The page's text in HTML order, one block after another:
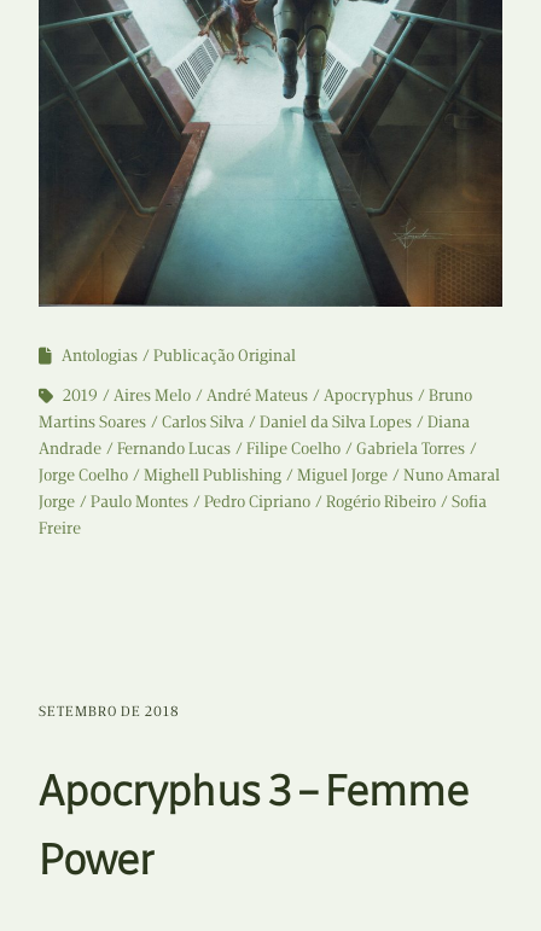
Antologias
Publicação Original
2019
Aires Melo André Mateus Apocryphus
Bruno
Martins Soares
Carlos Silva Daniel da Silva Lopes
Diana
Andrade
Fernando Lucas Filipe Coelho
Gabriela Torres
Jorge Coelho
Mighell Publishing Miguel Jorge
Nuno Amaral
Jorge
Paulo Montes Pedro Cipriano Rogério Ribeiro
Sofia
Freire
SETEMBRO DE 2018
Apocryphus 3 – Femme
Power